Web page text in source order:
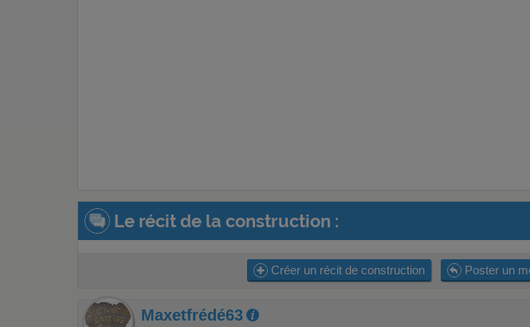
Le récit de la construction :
Créer un récit de construction Poster un
Maxetfrédé63